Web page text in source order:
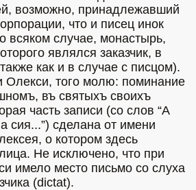
возможно, принадлежавший
что и писец инок
всяком случае, монастырь,
являлся заказчик, в
как и в случае с писцом).
того молю: поминание
въ святыхъ своихъ
часть записи (со слов “А
сия...”) сделана от имени
о котором здесь
Не исключено, что при
имело место письмо со слуха
(dictat).